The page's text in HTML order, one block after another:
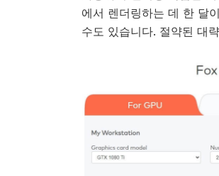
에서 렌더링하는 데 한 달
수도 있습니다. 절약된 대